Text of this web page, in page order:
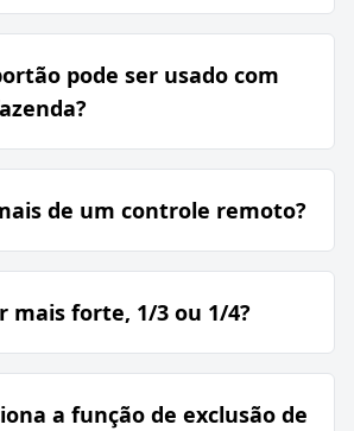
pode ser usado com
de um controle remoto?
mais forte, 1/3 ou 1/4?
a função de exclusão de